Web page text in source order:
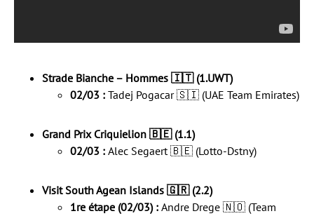
Strade Bianche – Hommes 🇮🇹 (1.UWT)
02/03 : Tadej Pogacar 🇸🇮 (UAE Team Emirates)
Grand Prix Criquielion 🇧🇪 (1.1)
02/03 : Alec Segaert 🇧🇪 (Lotto-Dstny)
Visit South Agean Islands 🇬🇷 (2.2)
1re étape (02/03) : Andre Drege 🇳🇴 (Team